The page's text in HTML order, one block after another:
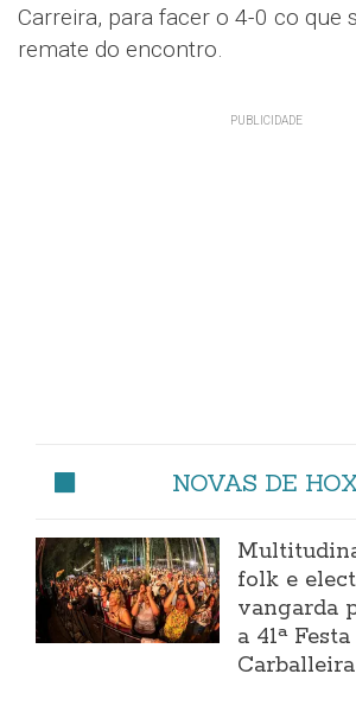
Carreira, para facer o 4-0 co que
remate do encontro.
NOVAS DE
folk e
vangarda
a 41ª